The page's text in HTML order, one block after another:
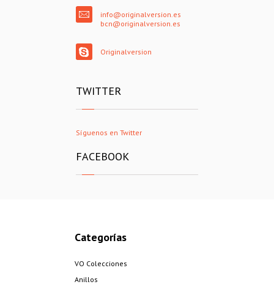
info@originalversion.es
bcn@originalversion.es
Originalversion
TWITTER
Síguenos en Twitter
FACEBOOK
Categorías
VO Colecciones
Anillos